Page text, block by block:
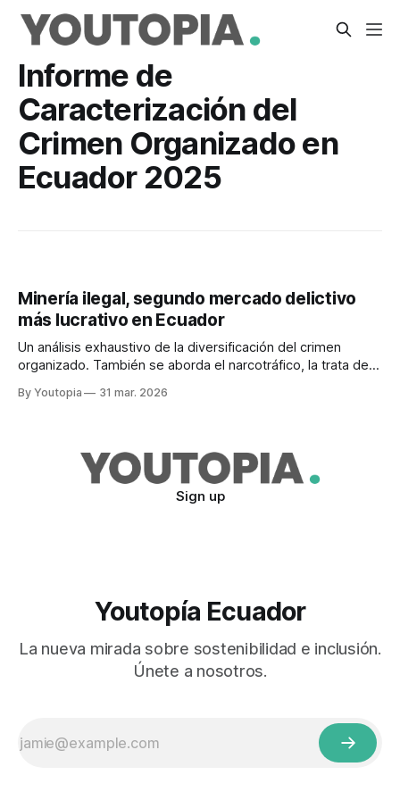
Informe de
Caracterización del
Crimen Organizado en
Ecuador 2025
Minería ilegal, segundo mercado delictivo
más lucrativo en Ecuador
Un análisis exhaustivo de la diversificación del crimen
organizado. También se aborda el narcotráfico, la trata de
By Youtopia 31 mar. 2026
Sign up
Youtopía Ecuador
La nueva mirada sobre sostenibilidad e inclusión.
Únete a nosotros.